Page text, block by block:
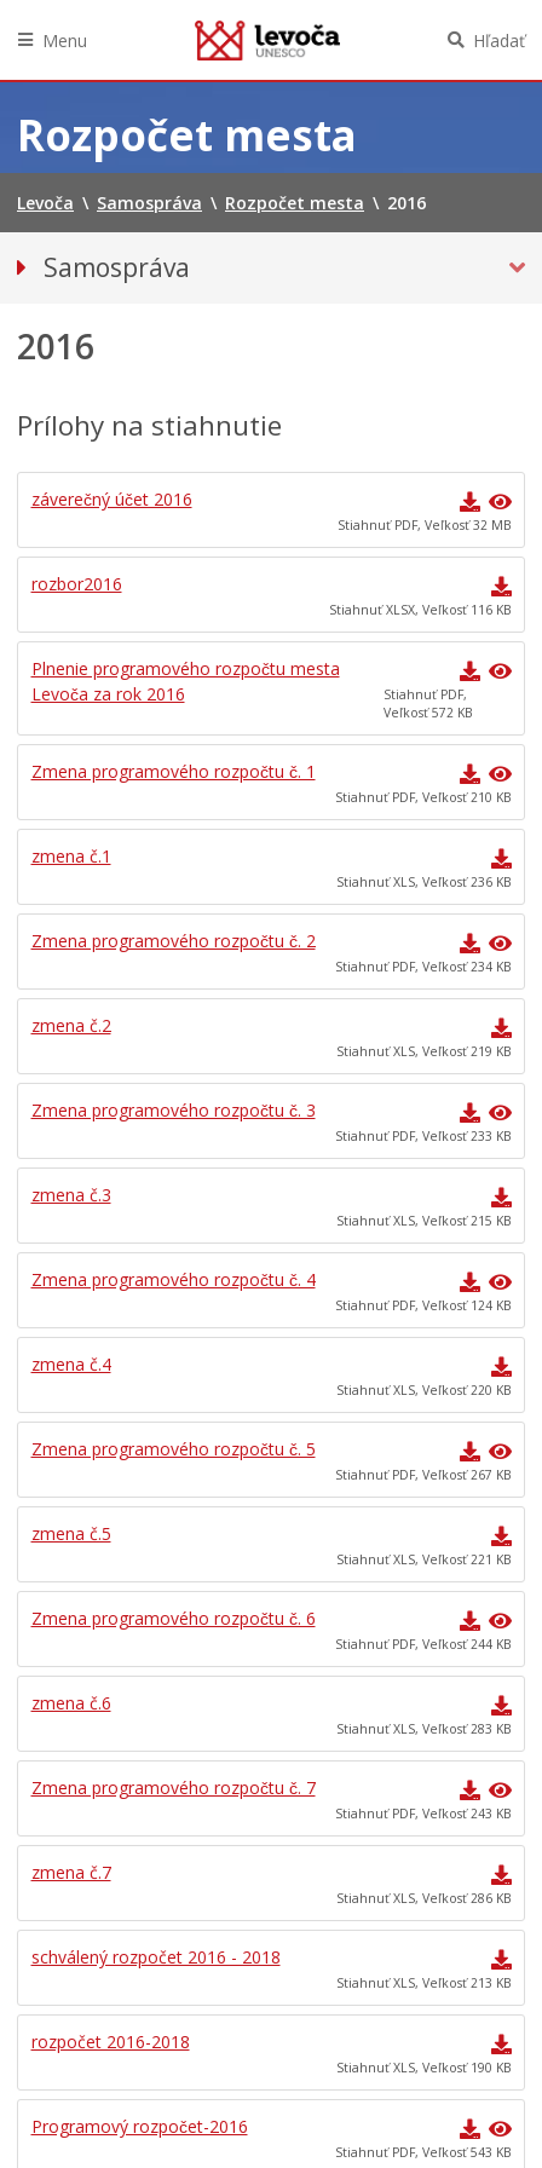
obsah
Menu Hľadať
Rozpočet mesta
Levoča \ Samospráva \ Rozpočet mesta \ 2016
Samospráva
Hlavný kontrolór mesta
Mestské zastupiteľstvo
VOĽBY
Tlačové správy
ROZPOČET MESTA
Program hospodárskeho a sociálneho rozvoja mesta
Stratégia cestovného ruchu v okrese Levoča 2021 – 2027
pomerov verejného funkcionára
2016
Prílohy na stiahnutie
záverečný účet 2016
Stiahnuť PDF, Veľkosť 32 MB
rozbor2016
Stiahnuť XLSX, Veľkosť 116 KB
Plnenie programového rozpočtu mesta
Levoča za rok 2016
Stiahnuť PDF,
Veľkosť 572 KB
Zmena programového rozpočtu č. 1
Stiahnuť PDF, Veľkosť 210 KB
zmena č.1
Stiahnuť XLS, Veľkosť 236 KB
Zmena programového rozpočtu č. 2
Stiahnuť PDF, Veľkosť 234 KB
zmena č.2
Stiahnuť XLS, Veľkosť 219 KB
Zmena programového rozpočtu č. 3
Stiahnuť PDF, Veľkosť 233 KB
zmena č.3
Stiahnuť XLS, Veľkosť 215 KB
Zmena programového rozpočtu č. 4
Stiahnuť PDF, Veľkosť 124 KB
zmena č.4
Stiahnuť XLS, Veľkosť 220 KB
Zmena programového rozpočtu č. 5
Stiahnuť PDF, Veľkosť 267 KB
zmena č.5
Stiahnuť XLS, Veľkosť 221 KB
Zmena programového rozpočtu č. 6
Stiahnuť PDF, Veľkosť 244 KB
zmena č.6
Stiahnuť XLS, Veľkosť 283 KB
Zmena programového rozpočtu č. 7
Stiahnuť PDF, Veľkosť 243 KB
zmena č.7
Stiahnuť XLS, Veľkosť 286 KB
schválený rozpočet 2016 - 2018
Stiahnuť XLS, Veľkosť 213 KB
rozpočet 2016-2018
Stiahnuť XLS, Veľkosť 190 KB
Programový rozpočet-2016
Stiahnuť PDF, Veľkosť 543 KB